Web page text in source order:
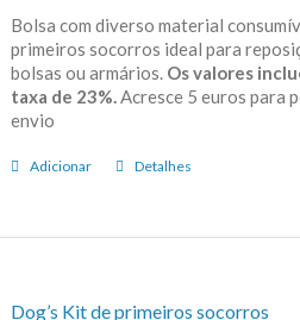
Bolsa com diverso material
primeiros socorros ideal para
bolsas ou armários. Os valores
taxa de 23%. Acresce 5 euros para
envio
Adicionar Detalhes
Dog’s Kit de primeiros socorros